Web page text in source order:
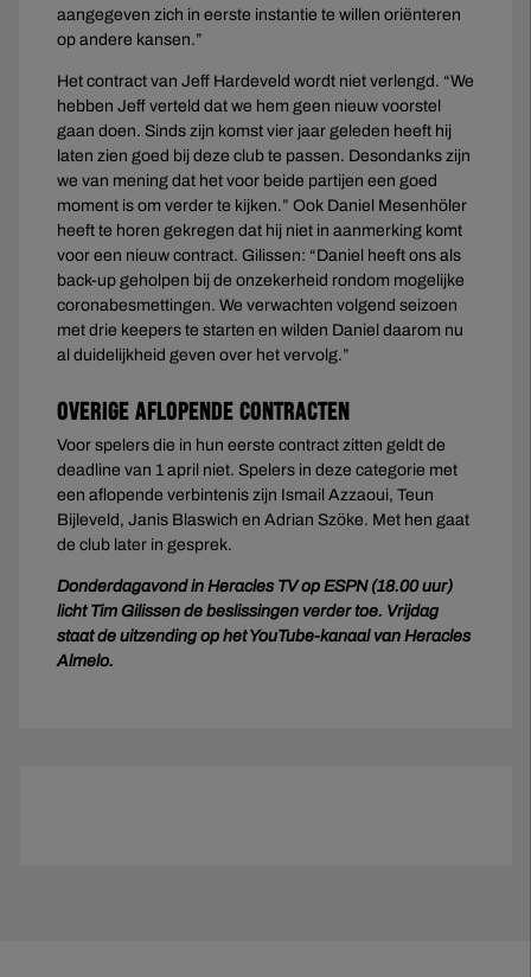
aangegeven zich in eerste instantie te willen oriënteren
op andere kansen.”
Het contract van Jeff Hardeveld wordt niet verlengd. “We
hebben Jeff verteld dat we hem geen nieuw voorstel
gaan doen. Sinds zijn komst vier jaar geleden heeft hij
laten zien goed bij deze club te passen. Desondanks zijn
we van mening dat het voor beide partijen een goed
moment is om verder te kijken.” Ook Daniel Mesenhöler
heeft te horen gekregen dat hij niet in aanmerking komt
voor een nieuw contract. Gilissen: “Daniel heeft ons als
back-up geholpen bij de onzekerheid rondom mogelijke
coronabesmettingen. We verwachten volgend seizoen
met drie keepers te starten en wilden Daniel daarom nu
al duidelijkheid geven over het vervolg.”
Overige aflopende contracten
Voor spelers die in hun eerste contract zitten geldt de
deadline van 1 april niet. Spelers in deze categorie met
een aflopende verbintenis zijn Ismail Azzaoui, Teun
Bijleveld, Janis Blaswich en Adrian Szöke. Met hen gaat
de club later in gesprek.
Donderdagavond in Heracles TV op ESPN (18.00 uur)
licht Tim Gilissen de beslissingen verder toe. Vrijdag
staat de uitzending op het YouTube-kanaal van Heracles
Almelo.